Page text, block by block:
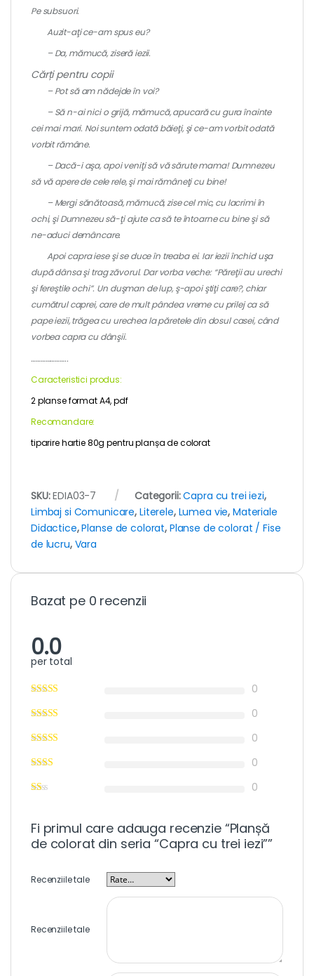
Pe subsuori.
Auzit-aţi ce-am spus eu?
– Da, mămucă, ziseră iezii.
Cărți pentru copii
– Pot să am nădejde în voi?
– Să n-ai nici o grijă, mămucă, apucară cu gura înainte
cei mai mari. Noi suntem odată băieţi, şi ce-am vorbit odată
vorbit rămâne.
– Dacă-i aşa, apoi veniţi să vă sărute mama! Dumnezeu
să vă apere de cele rele, şi mai rămâneţi cu bine!
– Mergi sănătoasă, mămucă, zise cel mic, cu lacrimi în
ochi, şi Dumnezeu să-ţi ajute ca să te întoarne cu bine şi să
ne-aduci demâncare.
Apoi capra iese şi se duce în treaba ei. Iar iezii închid uşa
după dânsa şi trag zăvorul. Dar vorba veche: “Păreţii au urechi
şi fereştile ochi”. Un duşman de lup, ş-apoi ştiţi care?, chiar
cumătrul caprei, care de mult pândea vreme cu prilej ca să
pape iezii, trăgea cu urechea la păretele din dosul casei, când
vorbea capra cu dânşii.
…………………..
Caracteristici produs:
2 planse format A4, pdf
Recomandare:
tiparire hartie 80g pentru planșa de colorat
SKU:EDIA03-7 Categorii:Capra cu trei iezi,
Limbaj si Comunicare, Literele, Lumea vie,Materiale
Didactice,Planse de colorat, Planse de colorat / Fise
de lucru, Vara
Bazat pe 0 recenzii
0.0
per total
0
0
0
0
0
Fi primul care adauga recenzie “Planșă
de colorat din seria “Capra cu trei iezi””
Recenziile tale
Recenziile tale